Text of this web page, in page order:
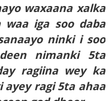
waxaana xalka
iga soo daba
ninki i soo
nimanki 5ta
ragiina wey ka
ayey ragi 5ta ahaa